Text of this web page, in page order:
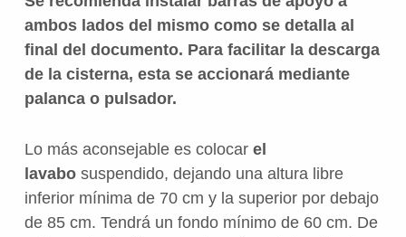
ambos lados del mismo como se detalla al
final del documento. Para facilitar la descarga
de la cisterna, esta se accionará mediante
palanca o pulsador.
Lo más aconsejable es colocarel
lavabosuspendido, dejando una altura libre
inferior mínima de 70 cm y la superior por debajo
de 85 cm. Tendrá un fondo mínimo de 60 cm. De